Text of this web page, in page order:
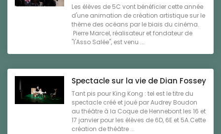
Les élèves de 5C vont bénéficier cette année
d'une animation de création artistique sur le
thème des océans par le biais du cinéma.
Pierre Marcel, réalisateur et fondateur de
"l'Asso Salée", est venu ...
Spectacle sur la vie de Dian Fossey
Tant pis pour King Kong : tel est le titre du
spectacle créé et joué par Audrey Boudon
au théâtre à la Coque de Hennebont les 16 et
17 janvier pour les élèves de 6D, 6E et 5A.Cette
création de théâtre ...